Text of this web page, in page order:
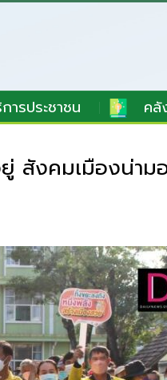
ารประชาชน คลั
สังคมเมืองน่าม